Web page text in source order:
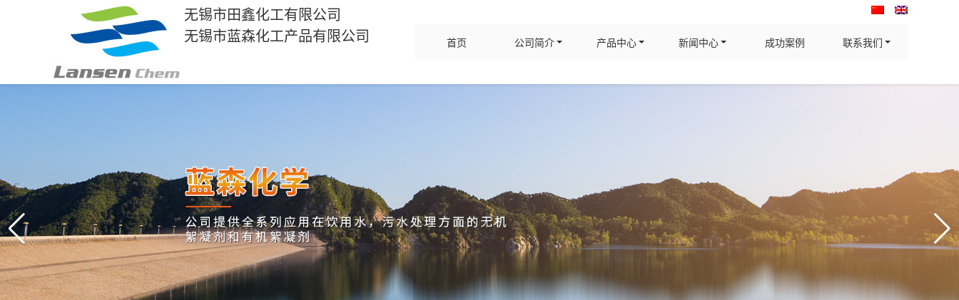
无锡市田鑫化工有限公司
无锡市蓝森化工产品有限公司
首页 公司简介 产品中心 新闻中心 成功案例 联系我们